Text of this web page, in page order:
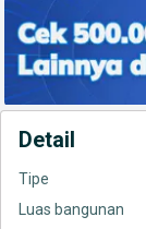
Detail
Tipe
Luas bangunan